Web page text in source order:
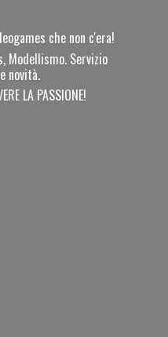
che non c'era!
Modellismo. Servizio
novità.
LA PASSIONE!